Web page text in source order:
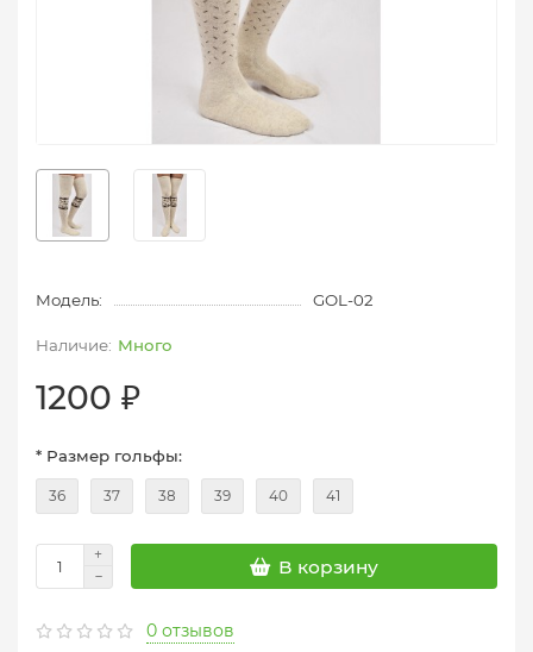
Модель: GOL-02
Много
1200 ₽
* Размер гольфы:
36 37 38 39 40 41
В корзину
0 отзывов